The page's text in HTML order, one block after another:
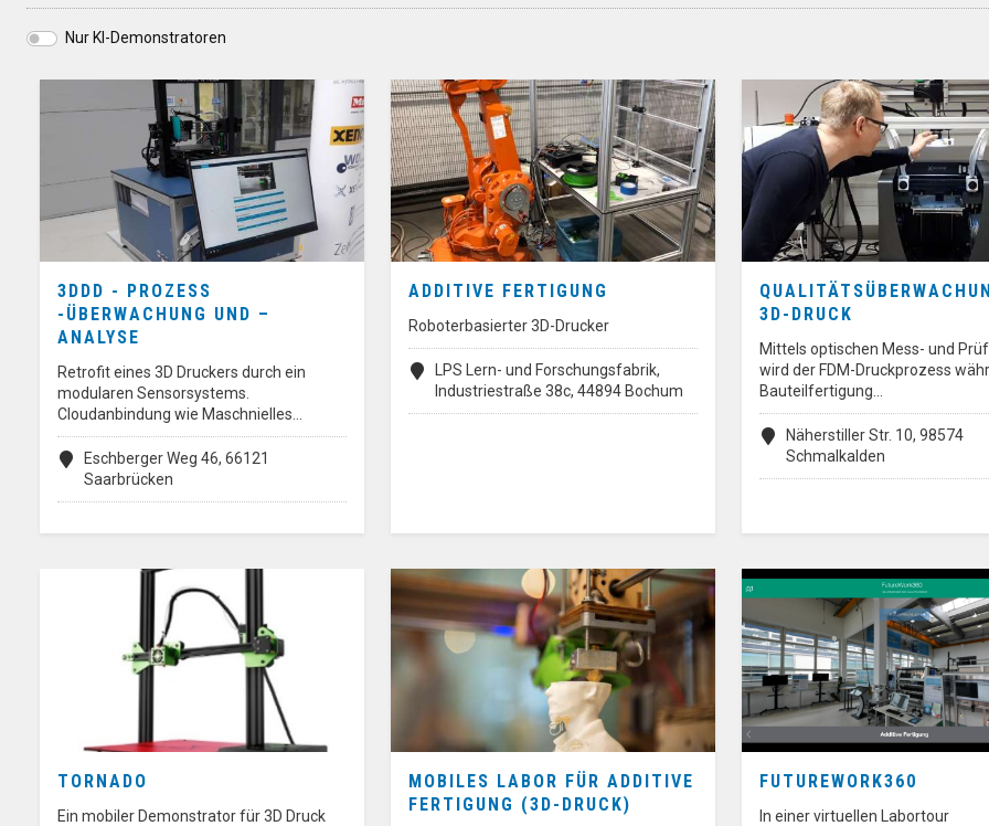
Nur KI-Demonstratoren
3DDD - PROZESS
-ÜBERWACHUNG UND –
ANALYSE
Retrofit eines 3D Druckers durch ein
modularen Sensorsystems.
Cloudanbindung wie Maschnielles…
Eschberger Weg 46, 66121
Saarbrücken
ADDITIVE FERTIGUNG
Roboterbasierter 3D-Drucker
LPS Lern- und Forschungsfabrik,
Industriestraße 38c, 44894 Bochum
3D-DRUCK
Mittels optischen Mess- und
wird der FDM-Druckprozess
Bauteilfertigung…
Näherstiller Str. 10, 98574
Schmalkalden
TORNADO
Ein mobiler Demonstrator für 3D Druck
MOBILES LABOR FÜR ADDITIVE
FERTIGUNG (3D-DRUCK)
FUTUREWORK360
In einer virtuellen Labortour